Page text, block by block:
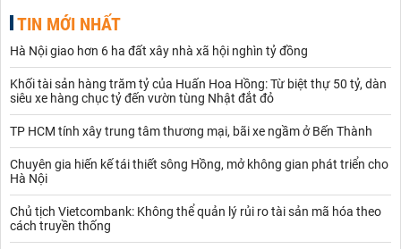
TIN MỚI NHẤT
Hà Nội giao hơn 6 ha đất xây nhà xã hội nghìn tỷ đồng
Khối tài sản hàng trăm tỷ của Huấn Hoa Hồng: Từ biệt thự 50 tỷ, dàn
siêu xe hàng chục tỷ đến vườn tùng Nhật đắt đỏ
TP HCM tính xây trung tâm thương mại, bãi xe ngầm ở Bến Thành
Chuyên gia hiến kế tái thiết sông Hồng, mở không gian phát triển cho
Hà Nội
Chủ tịch Vietcombank: Không thể quản lý rủi ro tài sản mã hóa theo
cách truyền thống